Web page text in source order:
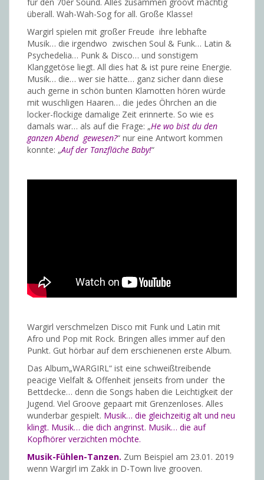
überall. Wah-Wah-Sog for all. Große Klasse!
Wargirl spielen mit großer Freude ihre lebhafte
Musik… die irgendwo zwischen Soul & Funk… Latin &
Psychedelia… Punk & Disco… und sonstigem
Klanggetöse liegt. All dies hat & ist pure reine Energie.
Musik… die… wer sie hätte… ganz sicher dann diese
auch gerne in schön bunten Klamotten hören würde
mit wuschligen Haaren… die jedes Öhrchen an die
locker-flockige damalige Zeit erinnerte. So wie es
damals war… als auf die Frage: „He wo bist du den
ganzen Abend gewesen?“ nur eine Antwort kommen
konnte: „Auf der Tanzfläche Baby!“
Wargirl verschmelzen Disco mit Funk und Latin mit
Afro und Pop mit Rock. Bringen alles immer auf den
Punkt. Gut hörbar auf dem erschienenen erste Album.
Das Album„WARGIRL“ ist eine schweißtreibende
peacige Vielfalt & Offenheit jenseits from under the
Bettdecke… denn die Songs haben die Leichtigkeit der
Jugend. Viel Groove gepaart mit Grenzenloses. Alles
wunderbar gespielt. Musik… die gleichzeitig alt und neu
klingt. Musik… die dich angrinst. Musik… die auf
Kopfhörer verzichten möchte.
Musik-Fühlen-Tanzen. Zum Beispiel am 23.01. 2019
wenn Wargirl im Zakk in D-Town live grooven.